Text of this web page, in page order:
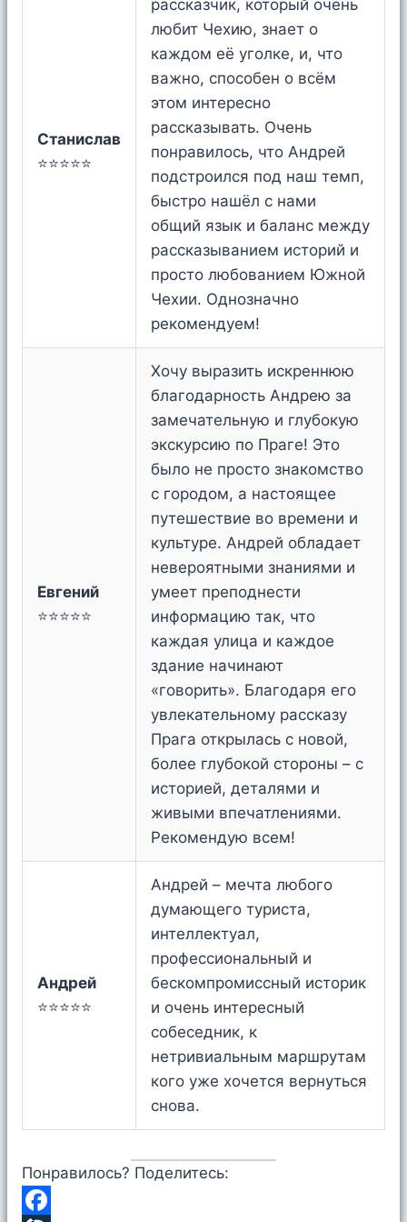
Станислав
⭐⭐⭐⭐⭐
рассказчик, который очень
любит Чехию, знает о
каждом её уголке, и, что
важно, способен о всём
этом интересно
рассказывать. Очень
понравилось, что Андрей
подстроился под наш темп,
быстро нашёл с нами
общий язык и баланс между
рассказыванием историй и
просто любованием Южной
Чехии. Однозначно
рекомендуем!
Евгений
⭐⭐⭐⭐⭐
Хочу выразить искреннюю
благодарность Андрею за
замечательную и глубокую
экскурсию по Праге! Это
было не просто знакомство
с городом, а настоящее
путешествие во времени и
культуре. Андрей обладает
невероятными знаниями и
умеет преподнести
информацию так, что
каждая улица и каждое
здание начинают
«говорить». Благодаря его
увлекательному рассказу
Прага открылась с новой,
более глубокой стороны – с
историей, деталями и
живыми впечатлениями.
Рекомендую всем!
Андрей
⭐⭐⭐⭐⭐
Андрей – мечта любого
думающего туриста,
интеллектуал,
профессиональный и
бескомпромиссный историк
и очень интересный
собеседник, к
нетривиальным маршрутам
кого уже хочется вернуться
снова.
Понравилось? Поделитесь: